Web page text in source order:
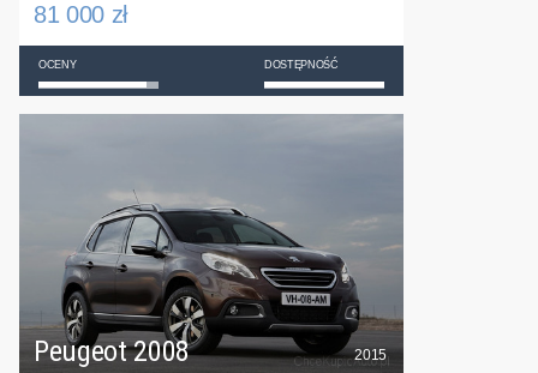
81 000 zł
OCENY DOSTĘPNOŚĆ
Peugeot 2008 2015